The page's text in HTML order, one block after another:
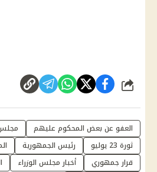
شارك
العفو عن بعض المحكوم عليهم مجلس
ثورة 23 يوليو
رئيس الجمهورية
قرار جمهوري
أخبار مجلس الوزراء